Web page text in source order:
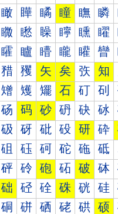
瞰 瞱 瞲 瞳 瞴 瞵
矀 矁 矂 矃 矄 矅
矐 矑 矒 矓 矔 矕
矠 矡 矢 矣 矤 知
矰 矱 矲 石 矴 矵
砀 码 砂 砃 砄 砅
砐 砑 砒 砓 研 砕
砠 砡 砢 砣 砤 砥
砰 砱 砲 砳 破 砵
础 硁 硂 硃 硄 硅
硐 硑 硒 硓 硔 硕